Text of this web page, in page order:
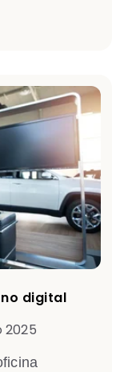
digital
2025